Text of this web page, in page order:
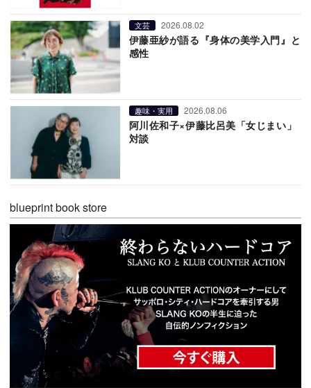
文芸 2026.08.02
伊藤亜紗が語る『身体の美学入門』と
感性
趣味・実用 2026.08.06
阿川佐和子×伊藤比呂美「女じまい」
対談
blueprint book store